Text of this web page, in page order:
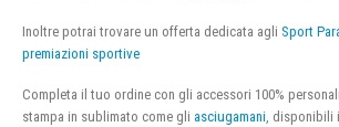
Inoltre potrai trovare un offerta dedicata agli Sport
premiazioni sportive
Completa il tuo ordine con gli accessori 100%
stampa in sublimato come gli asciugamani, disponibili